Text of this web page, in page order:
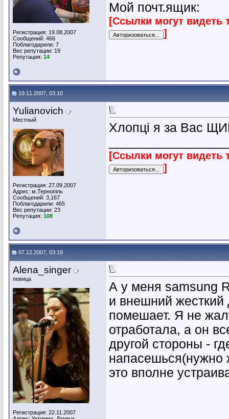
Регистрация: 19.08.2007
Сообщений: 466
Поблагодарили: 7
Вес репутации: 19
Репутация: 14
Мой почт.ящик:
[Ссылки могут видеть
]
19.11.2007, 03:10
Yulianovich
Местный
Регистрация: 27.09.2007
Адрес: м.Тернопіль
Сообщений: 3,167
Поблагодарили: 465
Вес репутации: 23
Репутация: 108
Хлопці я за Вас
[Ссылки могут видеть
]
07.12.2007, 03:19
Alena_singer
певица
Регистрация: 22.11.2007
А у меня samsung
и внешний жесткий
помешает. Я не
отработала, а он
другой стороны -
напасешься(нужно
это вполне